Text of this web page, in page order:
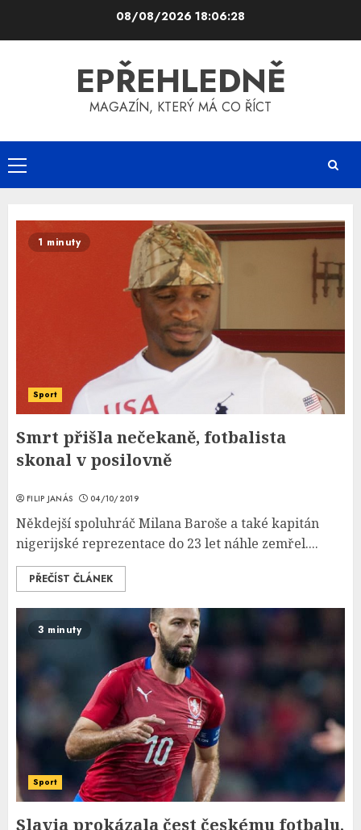
08/08/2026 18:06:28
EPŘEHLEDNĚ
MAGAZÍN, KTERÝ MÁ CO ŘÍCT
Primary
Menu
1 minuty
Sport
Smrt přišla nečekaně, fotbalista
skonal v posilovně
FILIP JANÁS 04/10/2019
Někdejší spoluhráč Milana Baroše a také kapitán
nigerijské reprezentace do 23 let náhle zemřel....
PŘEČÍST ČLÁNEK
3 minuty
Sport
Slavia prokázala čest českému fotbalu,